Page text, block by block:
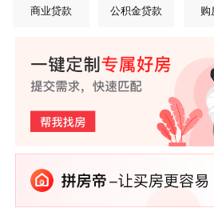
商业贷款 公积金贷款 购